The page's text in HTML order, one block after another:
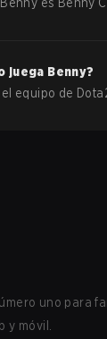
juega Benny?
equipo de
uno para
y móvil.